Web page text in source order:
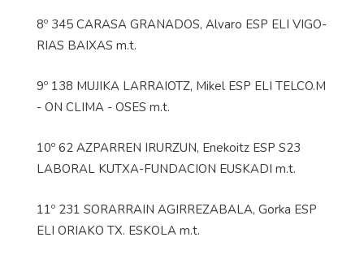
8º 345 CARASA GRANADOS, Alvaro ESP ELI VIGO-
RIAS BAIXAS m.t.
9º 138 MUJIKA LARRAIOTZ, Mikel ESP ELI TELCO.M
- ON CLIMA - OSES m.t.
10º 62 AZPARREN IRURZUN, Enekoitz ESP S23
LABORAL KUTXA-FUNDACION EUSKADI m.t.
11º 231 SORARRAIN AGIRREZABALA, Gorka ESP
ELI ORIAKO TX. ESKOLA m.t.